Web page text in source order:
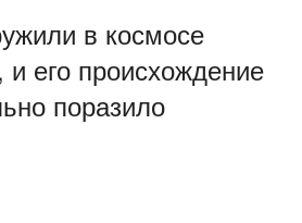
в космосе
его происхождение
поразило